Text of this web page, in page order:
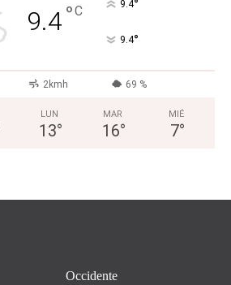
9.4°C 9.4°
9.4°
2kmh 69 %
LUN
13°
MAR
16°
MIÉ
7°
Occidente